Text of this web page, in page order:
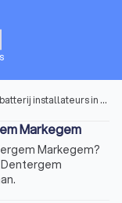
installateurs in Dentergem Markegem
Markegem
Markegem?